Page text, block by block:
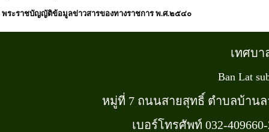
พระราชบัญญัติข้อมูลข่าวสารของทางราชการ พ.ศ.๒๕๔๐
เทศบ
Ban Lat
หมู่ที่ 7 ถนนสายสุทธิ์ ตำบลบ้านล
เบอร์โทรศัพท์ 032-